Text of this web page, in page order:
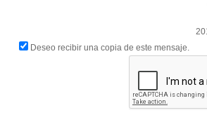
Deseo recibir una copia de este mensaje.